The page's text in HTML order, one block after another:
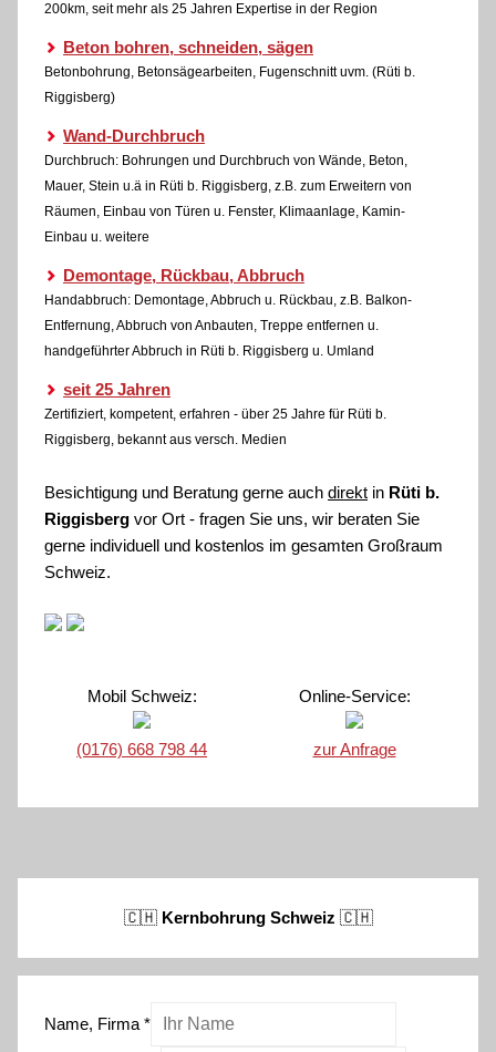
200km, seit mehr als 25 Jahren Expertise in der Region
Beton bohren, schneiden, sägen
Betonbohrung, Betonsägearbeiten, Fugenschnitt uvm. (Rüti b.
Riggisberg)
Wand-Durchbruch
Durchbruch: Bohrungen und Durchbruch von Wände, Beton,
Mauer, Stein u.ä in Rüti b. Riggisberg, z.B. zum Erweitern von
Räumen, Einbau von Türen u. Fenster, Klimaanlage, Kamin-
Einbau u. weitere
Demontage, Rückbau, Abbruch
Handabbruch: Demontage, Abbruch u. Rückbau, z.B. Balkon-
Entfernung, Abbruch von Anbauten, Treppe entfernen u.
handgeführter Abbruch in Rüti b. Riggisberg u. Umland
seit 25 Jahren
Zertifiziert, kompetent, erfahren - über 25 Jahre für Rüti b.
Riggisberg, bekannt aus versch. Medien
Besichtigung und Beratung gerne auch direkt in Rüti b.
Riggisberg vor Ort - fragen Sie uns, wir beraten Sie
gerne individuell und kostenlos im gesamten Großraum
Schweiz.
Mobil Schweiz:
(0176) 668 798 44
Online-Service:
zur Anfrage
🇨🇭 Kernbohrung Schweiz 🇨🇭
Name, Firma *